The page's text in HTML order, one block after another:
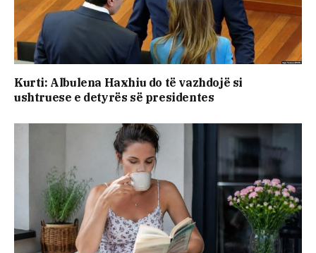
Kurti: Albulena Haxhiu do të vazhdojë si
ushtruese e detyrës së presidentes